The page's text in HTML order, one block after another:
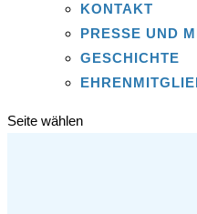
KONTAKT
PRESSE UND
GESCHICHTE
Seite wählen